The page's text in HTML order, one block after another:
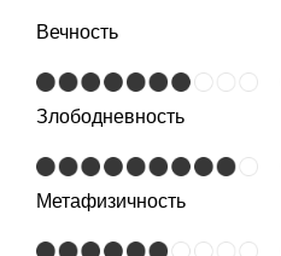
Вечность
Злободневность
Метафизичность